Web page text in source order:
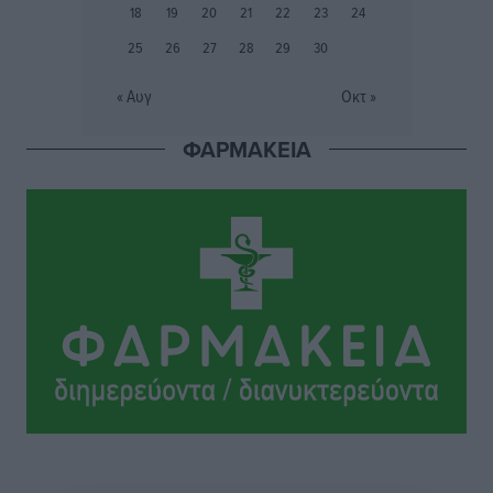
Εθνικός Αρχίπολης: Μεγάλο βήμα προόδου η ίδρυση
πριν 13 ώρες
ΠΑΜΕ ΣΤΟΙΧΗΜΑ: Περισσότερα από 95 εκατομμύρια
ευρώ σε κέρδη μοίρασε τον Ιούλιο
Αθλητικά• πριν 13 ώρες
Ολοκλήρωση του έργου αναβάθμισης των
18
19 20 21 22 23
24
25
26 27 28 29 30
« Αυγ Οκτ »
ΦΑΡΜΑΚΕΙΑ